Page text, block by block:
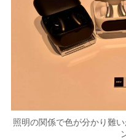
照明の関係で色が分かり難